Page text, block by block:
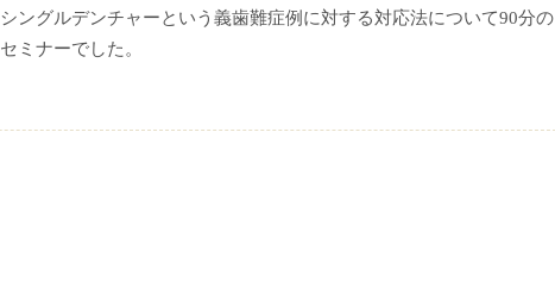
シングルデンチャーという義歯難症例に対する対応法について90分の
セミナーでした。